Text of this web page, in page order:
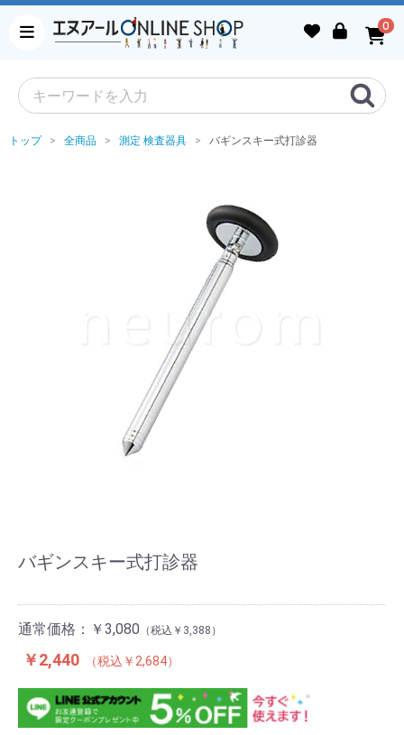
0
トップ 全商品 測定 検査器具 バギンスキー式打診器
バギンスキー式打診器
通常価格： ￥3,080 ￥3,388
￥2,440 ￥2,684